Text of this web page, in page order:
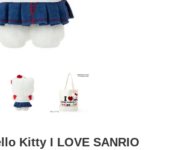
Kitty I LOVE SANRIO